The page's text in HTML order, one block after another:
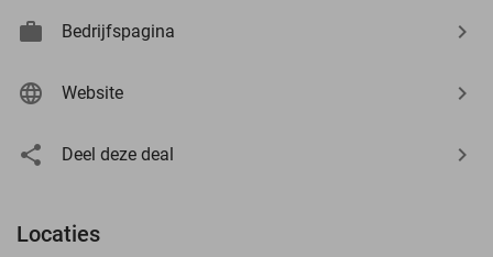
Bedrijfspagina
Website
Deel deze deal
Locaties